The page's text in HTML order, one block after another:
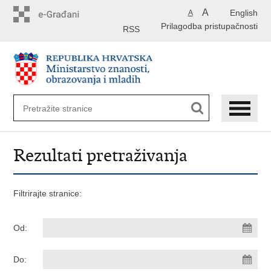
English
A A
Prilagodba pristupačnosti
RSS
Rezultati pretraživanja
Filtrirajte stranice:
Od:
Do: